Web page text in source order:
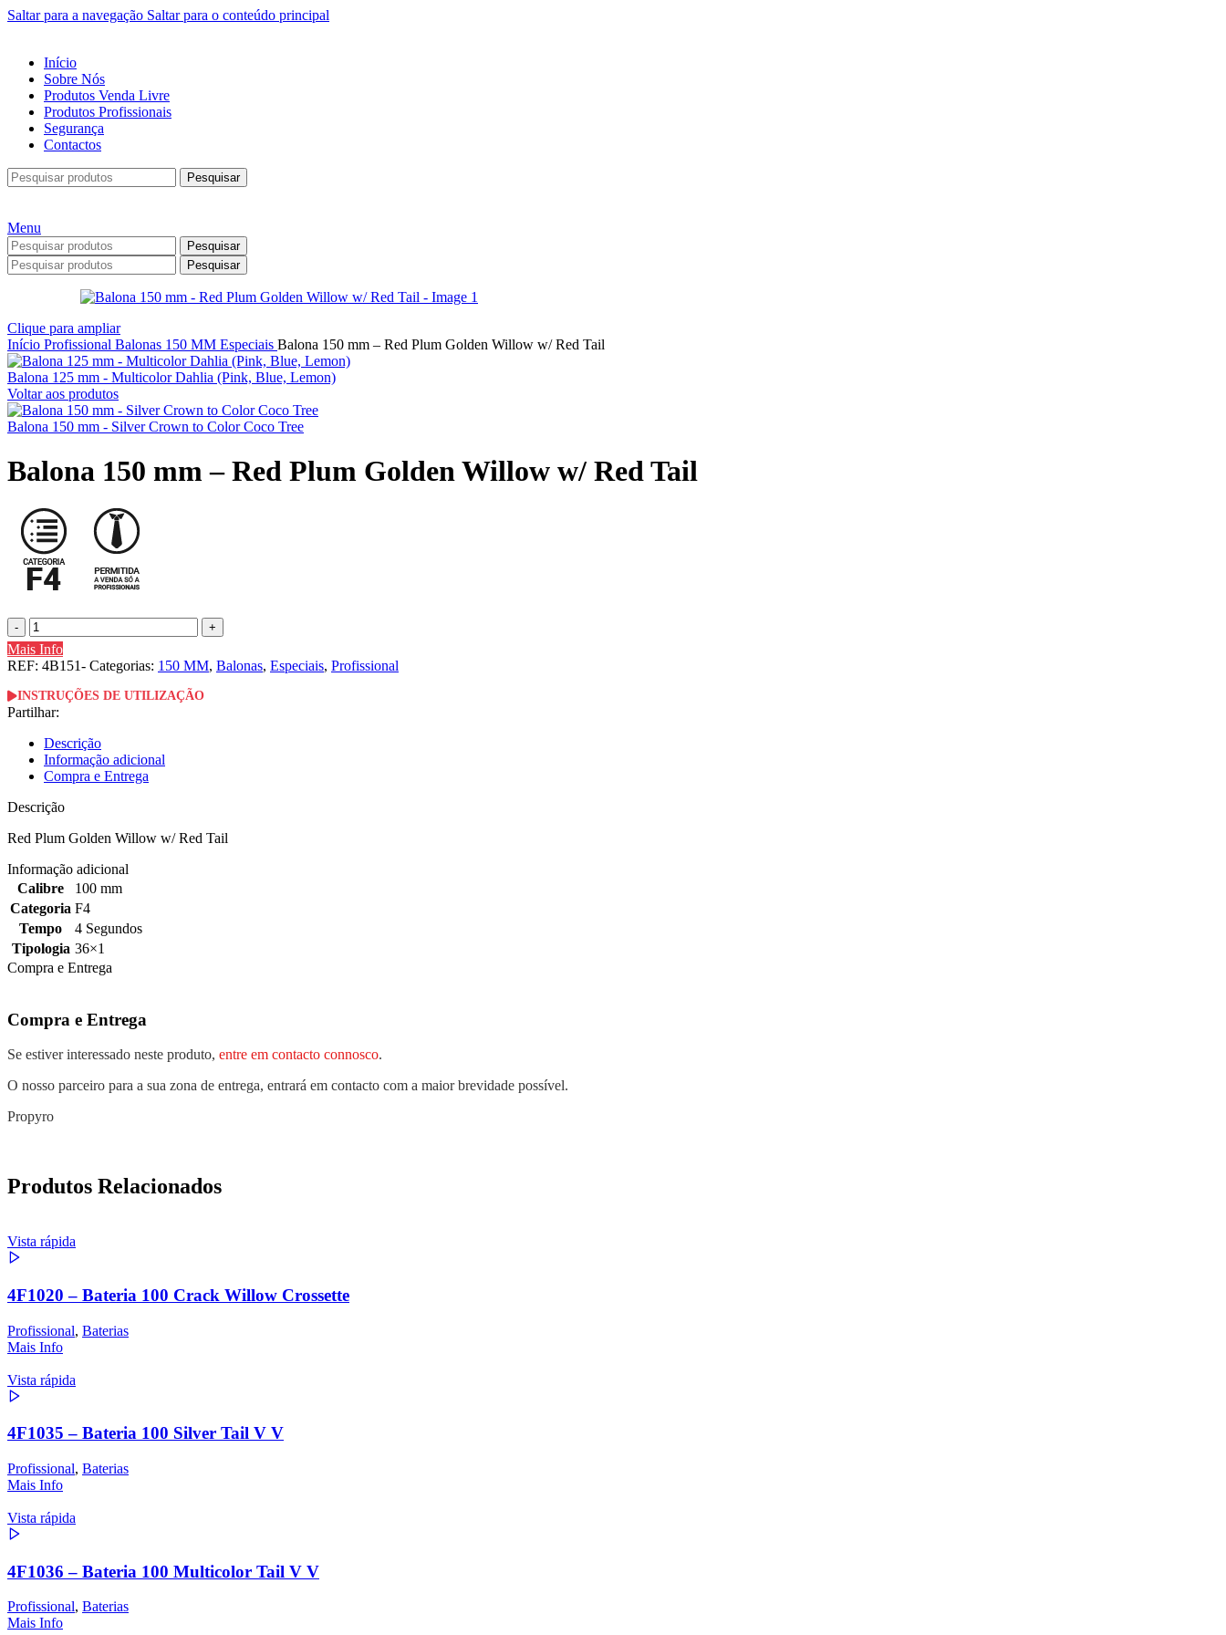
Saltar para a navegação Saltar para o conteúdo principal
Início
Sobre Nós
Produtos Venda Livre
Produtos Profissionais
Segurança
Contactos
Pesquisar
Menu
Pesquisar
Pesquisar
Clique para ampliar
Início Profissional Balonas 150 MM Especiais Balona 150 mm – Red Plum Golden Willow w/ Red Tail
Balona 125 mm - Multicolor Dahlia (Pink, Blue, Lemon)
Voltar aos produtos
Balona 150 mm - Silver Crown to Color Coco Tree
Balona 150 mm – Red Plum Golden Willow w/ Red Tail
Mais Info
REF: 4B151- Categorias: 150 MM, Balonas, Especiais, Profissional
INSTRUÇÕES DE UTILIZAÇÃO
Partilhar:
Descrição
Informação adicional
Compra e Entrega
Descrição
Red Plum Golden Willow w/ Red Tail
Informação adicional
Calibre
100 mm
Categoria F4
Tempo
4 Segundos
Tipologia 36×1
Compra e Entrega
Compra e Entrega
Se estiver interessado neste produto, entre em contacto connosco.
O nosso parceiro para a sua zona de entrega, entrará em contacto com a maior brevidade possível.
Propyro
Produtos Relacionados
Vista rápida
4F1020 – Bateria 100 Crack Willow Crossette
Profissional, Baterias
Mais Info
Vista rápida
4F1035 – Bateria 100 Silver Tail V V
Profissional, Baterias
Mais Info
Vista rápida
4F1036 – Bateria 100 Multicolor Tail V V
Profissional, Baterias
Mais Info